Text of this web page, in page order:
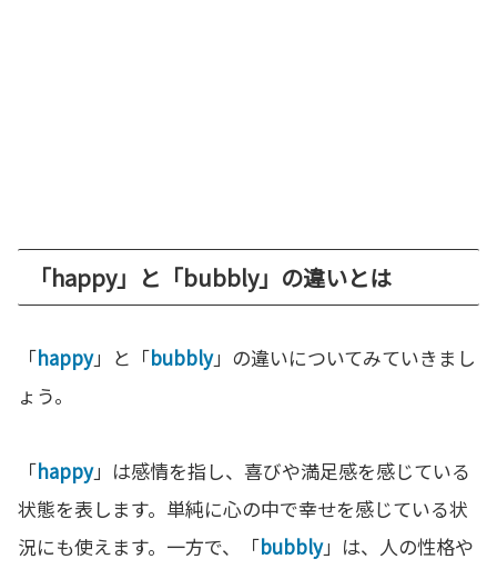
「happy」と「bubbly」の違いとは
「happy」と「bubbly」の違いについてみていきまし
ょう。
「happy」は感情を指し、喜びや満足感を感じている
状態を表します。単純に心の中で幸せを感じている状
況にも使えます。一方で、「bubbly」は、人の性格や